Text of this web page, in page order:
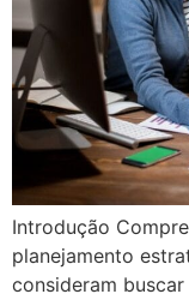
Introdução
planejamento
consideram